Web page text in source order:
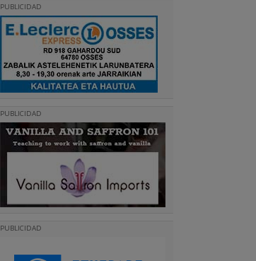
PUBLICIDAD
PUBLICIDAD
PUBLICIDAD